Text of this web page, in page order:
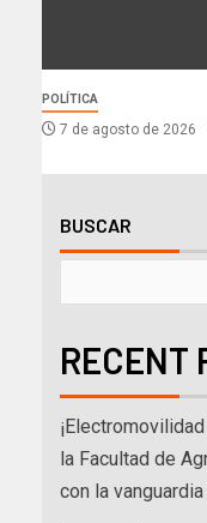
POLÍTICA
7 de agosto de 2026
BUSCAR
RECENT
la Facultad de
con la